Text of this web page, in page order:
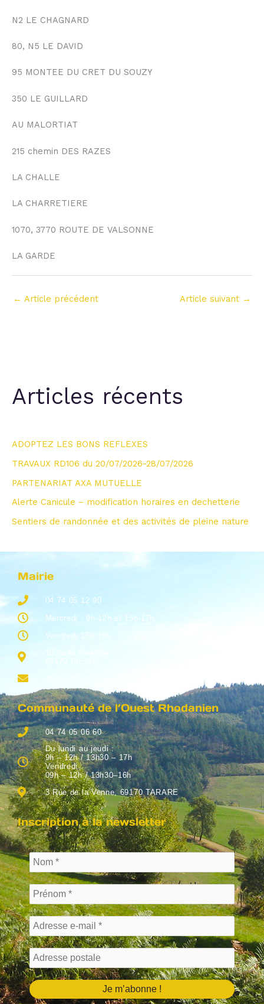
N2 LE CHAGNARD
80, N5 LE DAVID
95 MONTEE DU CRET DU SOUZY
350 LE GUILLARD
AU MALORTIAT
215 chemin DES RAZES
LA CHALLE
LA CHARRETIERE
1070, 3770 ROUTE DE VALSONNE
LA GARDE
← Article précédent Article suivant →
Articles récents
ADOPTEZ LES BONS REFLEXES
TRAVAUX RD106 du 20/07/2026-28/07/2026
PARTENARIAT AXA MUTUELLE
Alerte Canicule – modification horaires en dechetterie
Sentiers de randonnée et des activités de pleine nature
Mairie
04 74 05 12 90
Mercredi : 9h-12h et 15h-17h
Vendredi 15h-19h
10 route de Pépy
69170 DIEME
Communauté de l’Ouest Rhodanien
04 74 05 06 60
Du lundi au jeudi :
9h – 12h / 13h30 – 17h
Vendredi :
09h – 12h / 13h30–16h
3 Rue de la Venne, 69170 TARARE
Inscription à la newsletter